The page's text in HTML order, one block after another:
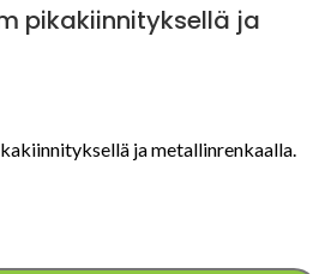
pikakiinnityksellä ja
ja metallinrenkaalla.